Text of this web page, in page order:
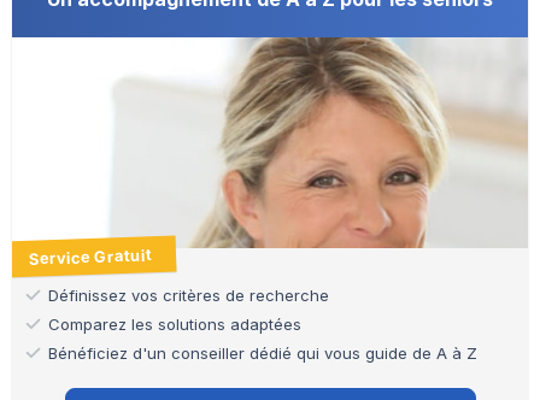
Service Gratuit
Définissez vos critères de recherche
Comparez les solutions adaptées
Bénéficiez d'un conseiller dédié qui vous guide de A à Z